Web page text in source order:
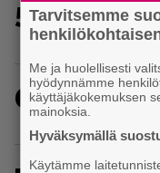
5
Yhdeksän peliä
palvelun
6
Crimson Desert
kaupankäyntiä
Tarvitsemme
Me ja huolellisesti
hyödynnämme
käyttäjäkokemuksen
mainoksia.
Hyväksymällä
Käytämme